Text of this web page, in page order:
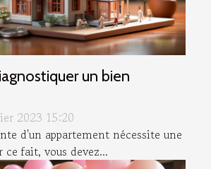
un bien
2023 15:20
d'un appartement nécessite une
ce fait, vous devez...